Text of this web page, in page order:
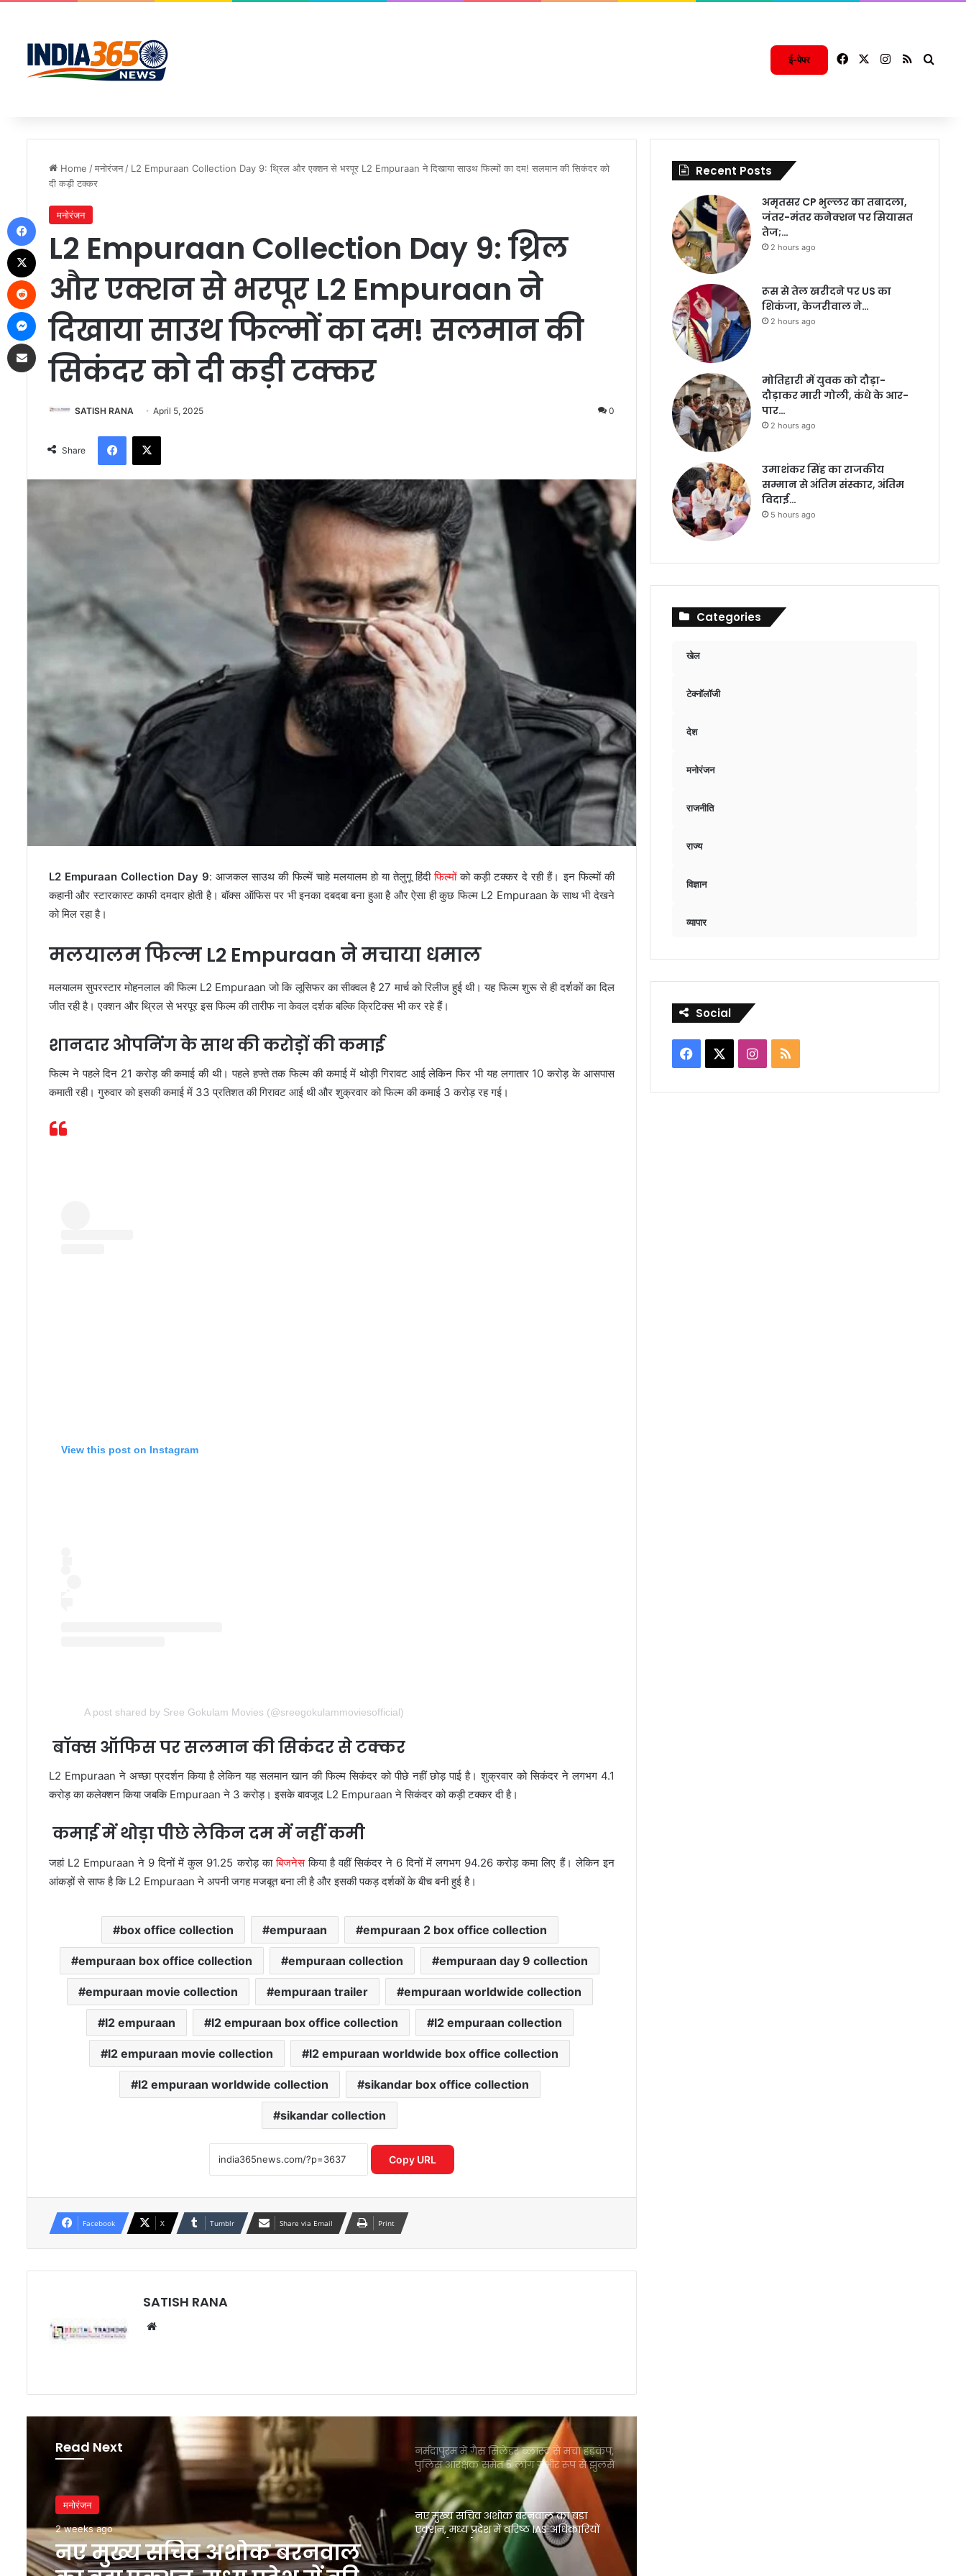
ई-पेपर FacebookInstagram
RSS
Home /मनोरंजन / L2 Empuraan Collection Day 9: थ्रिल और एक्शन से भरपूर L2 Empuraan ने दिखाया साउथ फिल्मों का दम! सलमान की सिकंदर को
दी कड़ी टक्कर
मनोरंजन
L2 Empuraan Collection Day 9: थ्रिल
और एक्शन से भरपूर L2 Empuraan ने
दिखाया साउथ फिल्मों का दम! सलमान की
सिकंदर को दी कड़ी टक्कर
SATISH RANA April 5, 2025 0
Share
Facebook
X
L2 Empuraan Collection Day 9: आजकल साउथ की फिल्में चाहे मलयालम हो या तेलुगू हिंदीफिल्मोंको कड़ी टक्कर दे रही हैं। इन फिल्मों की
कहानी और स्टारकास्ट काफी दमदार होती है। बॉक्स ऑफिस पर भी इनका दबदबा बना हुआ है और ऐसा ही कुछ फिल्म L2 Empuraan के साथ भी देखने
को मिल रहा है।
मलयालम फिल्म L2 Empuraan ने मचाया धमाल
मलयालम सुपरस्टार मोहनलाल की फिल्म L2 Empuraan जो कि लूसिफर का सीक्वल है 27 मार्च को रिलीज हुई थी। यह फिल्म शुरू से ही दर्शकों का दिल
जीत रही है। एक्शन और थ्रिल से भरपूर इस फिल्म की तारीफ ना केवल दर्शक बल्कि क्रिटिक्स भी कर रहे हैं।
शानदार ओपनिंग के साथ की करोड़ों की कमाई
फिल्म ने पहले दिन 21 करोड़ की कमाई की थी। पहले हफ्ते तक फिल्म की कमाई में थोड़ी गिरावट आई लेकिन फिर भी यह लगातार 10 करोड़ के आसपास
कमाती रही। गुरुवार को इसकी कमाई में 33 प्रतिशत की गिरावट आई थी और शुक्रवार को फिल्म की कमाई 3 करोड़ रह गई।
View this post on Instagram
A post shared by Sree Gokulam Movies (@sreegokulammoviesofficial)
बॉक्स ऑफिस पर सलमान की सिकंदर से टक्कर
L2 Empuraan ने अच्छा प्रदर्शन किया है लेकिन यह सलमान खान की फिल्म सिकंदर को पीछे नहीं छोड़ पाई है। शुक्रवार को सिकंदर ने लगभग 4.1
करोड़ का कलेक्शन किया जबकि Empuraan ने 3 करोड़। इसके बावजूद L2 Empuraan ने सिकंदर को कड़ी टक्कर दी है।
कमाई में थोड़ा पीछे लेकिन दम में नहीं कमी
जहां L2 Empuraan ने 9 दिनों में कुल 91.25 करोड़ काबिजनेसकिया है वहीं सिकंदर ने 6 दिनों में लगभग 94.26 करोड़ कमा लिए हैं। लेकिन इन
आंकड़ों से साफ है कि L2 Empuraan ने अपनी जगह मजबूत बना ली है और इसकी पकड़ दर्शकों के बीच बनी हुई है।
box office collection empuraan empuraan 2 box office collection
empuraan box office collection empuraan collection empuraan day 9 collection
empuraan movie collection empuraan trailer empuraan worldwide collection
l2 empuraan l2 empuraan box office collection l2 empuraan collection
l2 empuraan movie collection l2 empuraan worldwide box office collection
l2 empuraan worldwide collection sikandar box office collection
sikandar collection
Copy URL
Facebook X Tumblr Share via Email Print
SATISH RANA
Read Next
मनोरंजन
2 weeks ago
नए मुख्य सचिव अशोक बरनवाल
बुलेटिन
जन्म दिया, कुछ ही देर बाद चारों नवजातों की
फतेही, धमाकेदार बेली डांस और परफॉर्मेंस ने
जीता दुनिया का दिल
नर्मदापुरम में गैस सिलेंडर ब्लास्ट से मचा हड़कंप,
पुलिस आरक्षक समेत 5 लोग गंभीर रूप से झुलसे
नए मुख्य सचिव अशोक बरनवाल का बड़ा
एक्शन, मध्य प्रदेश में वरिष्ठ IAS अधिकारियों
और कलेक्टरों का व्यापक तबादला
Recent Posts
अमृतसर CP भुल्लर का तबादला,
जंतर-मंतर कनेक्शन पर सियासत
तेज;…
2 hours ago
रूस से तेल खरीदने पर US का
शिकंजा, केजरीवाल ने…
2 hours ago
मोतिहारी में युवक को दौड़ा-
दौड़ाकर मारी गोली, कंधे के आर-
पार…
2 hours ago
उमाशंकर सिंह का राजकीय
सम्मान से अंतिम संस्कार, अंतिम
विदाई…
5 hours ago
Categories
खेल
टेक्नॉलॉजी
देश
मनोरंजन
राजनीति
राज्य
विज्ञान
व्यापार
Social
Facebook Instagram
RSS
Facebook
Reddit
Messenger
Share via Email